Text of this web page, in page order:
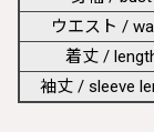
ウエスト /
着丈 /
袖丈 / sleeve